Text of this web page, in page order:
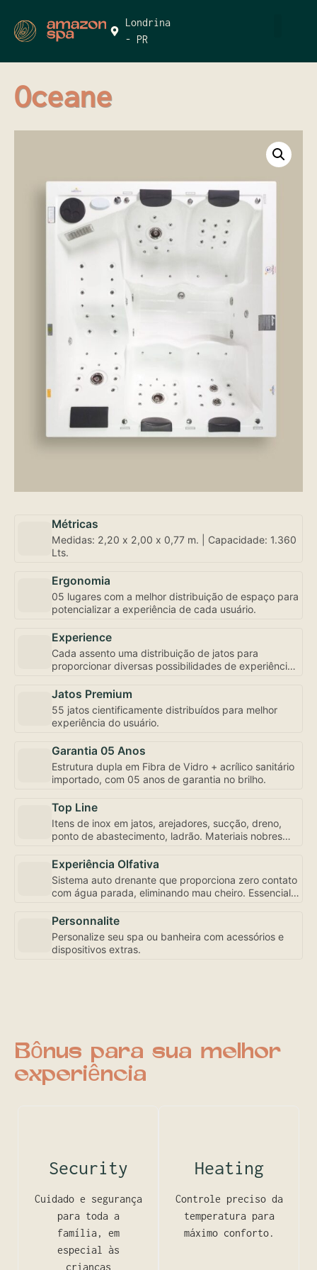
Londrina
- PR
Oceane
Métricas
Medidas: 2,20 x 2,00 x 0,77 m. | Capacidade: 1.360
Lts.
Ergonomia
05 lugares com a melhor distribuição de espaço para
potencializar a experiência de cada usuário.
Experience
Cada assento uma distribuição de jatos para
proporcionar diversas possibilidades de experiência,
individualizada, bem como a mais robusta
motobomba do mercado – uma exclusividade
Amazon Spa focada em seu bem-estar.
Jatos Premium
55 jatos cientificamente distribuídos para melhor
experiência do usuário.
Garantia 05 Anos
Estrutura dupla em Fibra de Vidro + acrílico sanitário
importado, com 05 anos de garantia no brilho.
Top Line
Itens de inox em jatos, arejadores, sucção, dreno,
ponto de abastecimento, ladrão. Materiais nobres
Experiência Olfativa
Sistema auto drenante que proporciona zero contato
com água parada, eliminando mau cheiro. Essencial
Personnalite
Personalize seu spa ou banheira com acessórios e
dispositivos extras.
Bônus para sua melhor
experiência
Security
Cuidado e segurança
para toda a
família, em
especial às
crianças
Heating
Controle preciso da
temperatura para
máximo conforto.